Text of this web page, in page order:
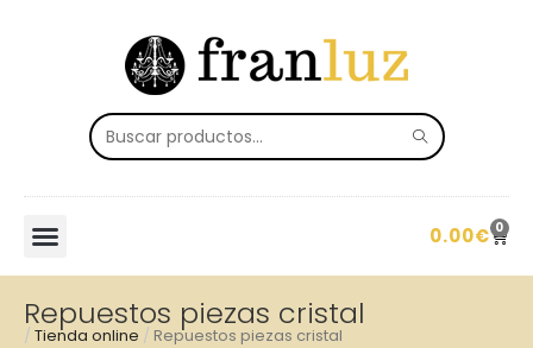
0.00€ 0
Repuestos piezas cristal
/ Tienda online / Repuestos piezas cristal